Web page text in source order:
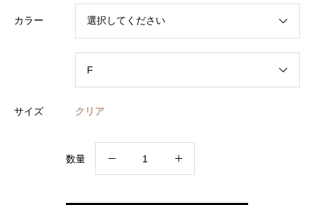
カラー
サイズ クリア
数量